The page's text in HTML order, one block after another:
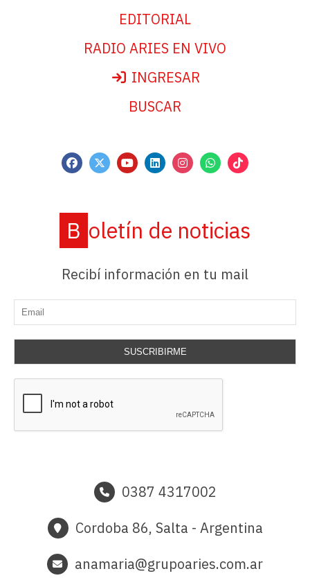
EDITORIAL
RADIO ARIES EN VIVO
INGRESAR
BUSCAR
Boletín de noticias
Recibí información en tu mail
SUSCRIBIRME
0387 4317002
Cordoba 86, Salta - Argentina
anamaria@grupoaries.com.ar